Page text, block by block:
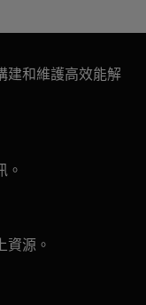
建和維護高效能解
。
資源。